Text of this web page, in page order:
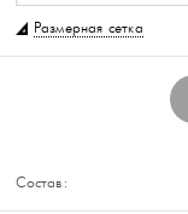
Размерная сетка
Состав: